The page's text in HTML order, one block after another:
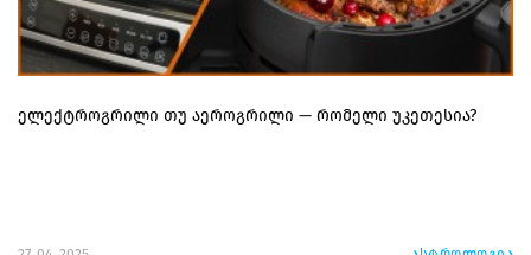
ელექტროგრილი თუ აეროგრილი — რომელი უკეთესია?